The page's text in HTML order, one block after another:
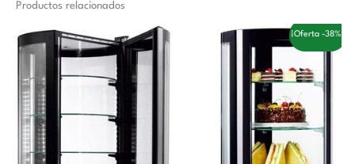
Productos relacionados
¡Oferta -38%!
precio
original
1.154,00 €.
precio
actual
es:
710,00 €.